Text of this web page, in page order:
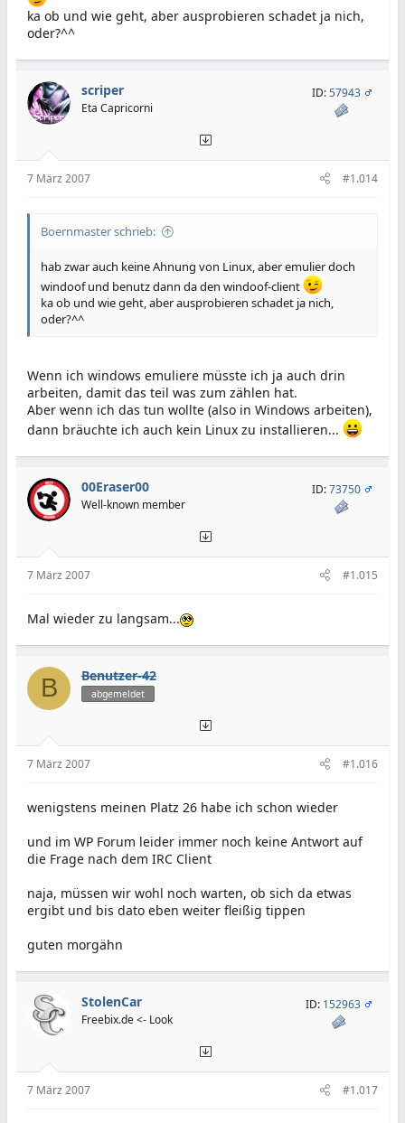
ka ob und wie geht, aber ausprobieren schadet ja nich,
oder?^^
scriper
Eta Capricorni
ID:57943
7 März 2007 #1.014
Boernmaster schrieb:
hab zwar auch keine Ahnung von Linux, aber emulier doch
windoof und benutz dann da den windoof-client
ka ob und wie geht, aber ausprobieren schadet ja nich,
oder?^^
Wenn ich windows emuliere müsste ich ja auch drin
arbeiten, damit das teil was zum zählen hat.
Aber wenn ich das tun wollte (also in Windows arbeiten),
dann bräuchte ich auch kein Linux zu installieren...
00Eraser00
Well-known member
ID:73750
7 März 2007 #1.015
Mal wieder zu langsam...
B Benutzer-42
abgemeldet
7 März 2007 #1.016
wenigstens meinen Platz 26 habe ich schon wieder
und im WP Forum leider immer noch keine Antwort auf
die Frage nach dem IRC Client
naja, müssen wir wohl noch warten, ob sich da etwas
ergibt und bis dato eben weiter fleißig tippen
guten morgähn
StolenCar
Freebix.de <- Look
ID: 152963
7 März 2007 #1.017